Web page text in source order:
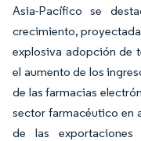
Asia-Pacífico se
crecimiento, proyectada
explosiva adopción de
el aumento de los
de las farmacias
sector farmacéutico en
de las